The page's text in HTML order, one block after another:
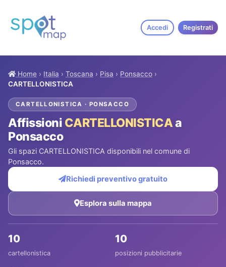
Accedi Registrati
Home › Italia › Toscana › Pisa › Ponsacco ›
CARTELLONISTICA
CARTELLONISTICA · PONSACCO
Affissioni CARTELLONISTICAa
Ponsacco
Gli spazi CARTELLONISTICA disponibili nel comune di
Ponsacco.
Richiedi preventivo gratuito
Esplora sulla mappa
10
cartellonistica
10
posizioni pubblicitarie